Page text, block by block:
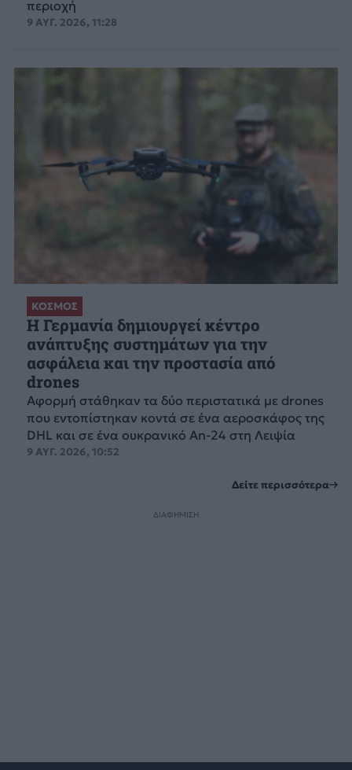
περιοχή
9 ΑΥΓ. 2026, 11:28
ΚΟΣΜΟΣ
Η Γερμανία δημιουργεί κέντρο
ανάπτυξης συστημάτων για την
ασφάλεια και την προστασία από
drones
Αφορμή στάθηκαν τα δύο περιστατικά με drones
που εντοπίστηκαν κοντά σε ένα αεροσκάφος της
DHL και σε ένα ουκρανικό An-24 στη Λειψία
9 ΑΥΓ. 2026, 10:52
Δείτε περισσότερα
ΔΙΑΦΗΜΙΣΗ